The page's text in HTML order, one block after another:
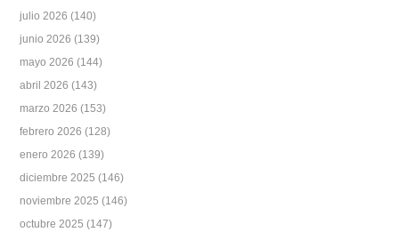
julio 2026 (140)
junio 2026 (139)
mayo 2026 (144)
abril 2026 (143)
marzo 2026 (153)
febrero 2026 (128)
enero 2026 (139)
diciembre 2025 (146)
noviembre 2025 (146)
octubre 2025 (147)